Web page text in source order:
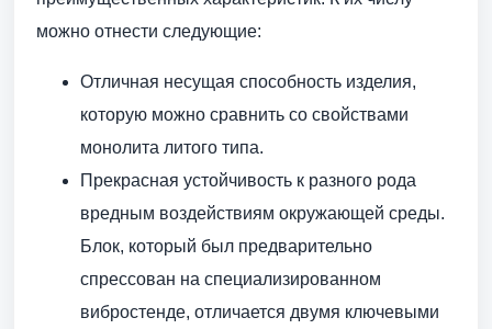
можно отнести следующие:
Отличная несущая способность изделия,
которую можно сравнить со свойствами
монолита литого типа.
Прекрасная устойчивость к разного рода
вредным воздействиям окружающей среды.
Блок, который был предварительно
спрессован на специализированном
вибростенде, отличается двумя ключевыми